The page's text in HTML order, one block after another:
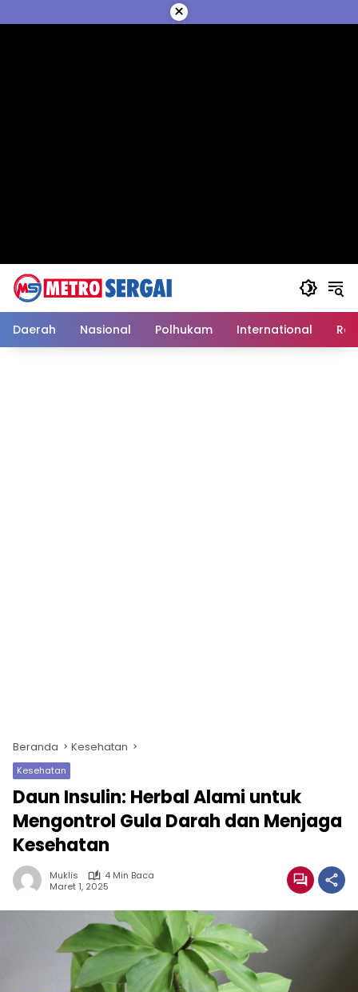
ke
×
Daerah Nasional Polhukam International
Beranda Kesehatan
Kesehatan
Daun Insulin: Herbal Alami untuk
Mengontrol Gula Darah dan Menjaga
Kesehatan
Muklis
4 Min Baca
Maret 1, 2025